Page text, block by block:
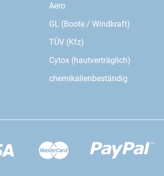
Aero
GL (Boote / Windkraft)
TÜV (Kfz)
Cytox (hautverträglich)
chemikalienbeständig